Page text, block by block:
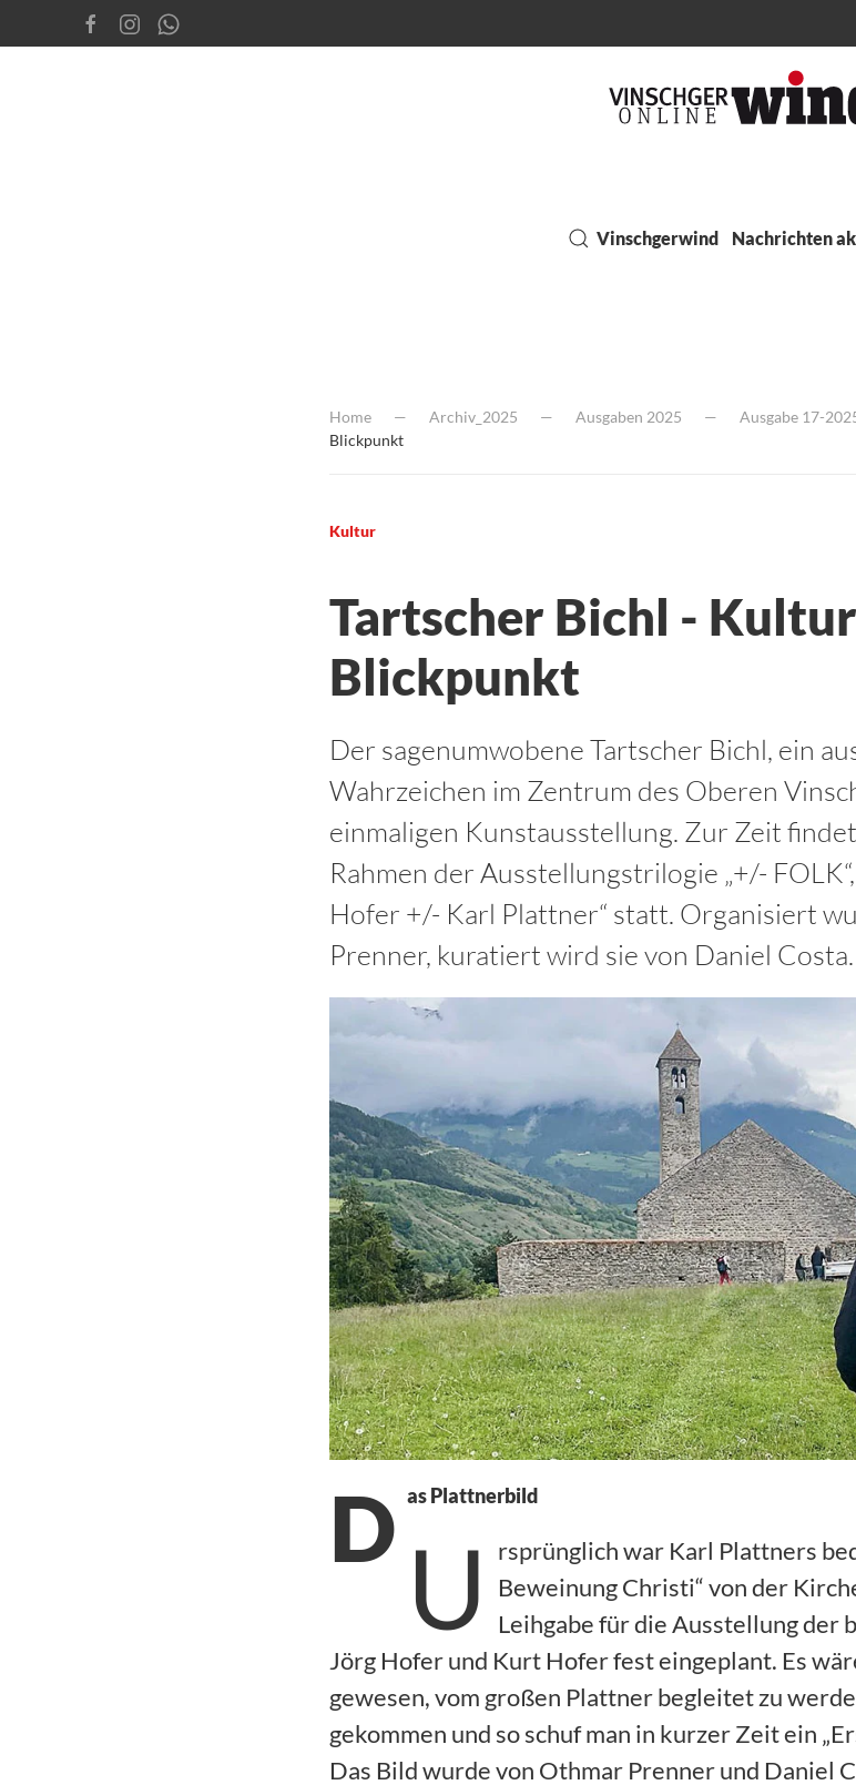
Vinschgerwind Nachrichten
Home Archiv_2025 Ausgaben 2025 Ausgabe 17-
Blickpunkt
Kultur
Tartscher Bichl -
Blickpunkt
Der sagenumwobene Tartscher Bichl, ein
Wahrzeichen im Zentrum des Oberen
einmaligen Kunstausstellung. Zur Zeit
Rahmen der Ausstellungstrilogie „+/-
Hofer +/- Karl Plattner“ statt. Organisiert
Prenner, kuratiert wird sie von Daniel Costa.
D as Plattnerbild
U
rsprünglich war Karl Plattners
Beweinung Christi“ von der
Leihgabe für die Ausstellung der
Jörg Hofer und Kurt Hofer fest eingeplant. Es
gewesen, vom großen Plattner begleitet zu
gekommen und so schuf man in kurzer Zeit ein
Das Bild wurde von Othmar Prenner und Daniel